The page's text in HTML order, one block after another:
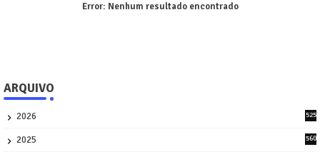
Error: Nenhum resultado encontrado
ARQUIVO
2026
525
2025
560